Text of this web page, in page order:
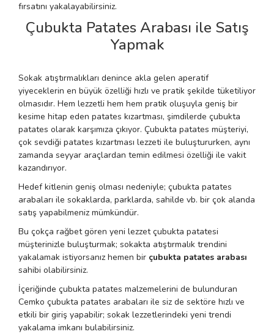
fırsatını yakalayabilirsiniz.
Çubukta Patates Arabası ile Satış
Yapmak
Sokak atıştırmalıkları denince akla gelen aperatif
yiyeceklerin en büyük özelliği hızlı ve pratik şekilde tüketiliyor
olmasıdır. Hem lezzetli hem hem pratik oluşuyla geniş bir
kesime hitap eden patates kızartması, şimdilerde çubukta
patates olarak karşımıza çıkıyor. Çubukta patates müşteriyi,
çok sevdiği patates kızartması lezzeti ile buluştururken, aynı
zamanda seyyar araçlardan temin edilmesi özelliği ile vakit
kazandırıyor.
Hedef kitlenin geniş olması nedeniyle; çubukta patates
arabaları ile sokaklarda, parklarda, sahilde vb. bir çok alanda
satış yapabilmeniz mümkündür.
Bu çokça rağbet gören yeni lezzet çubukta patatesi
müşterinizle buluşturmak; sokakta atıştırmalık trendini
yakalamak istiyorsanız hemen bir çubukta patates arabası
sahibi olabilirsiniz.
İçeriğinde çubukta patates malzemelerini de bulunduran
Cemko çubukta patates arabaları ile siz de sektöre hızlı ve
etkili bir giriş yapabilir; sokak lezzetlerindeki yeni trendi
yakalama imkanı bulabilirsiniz.